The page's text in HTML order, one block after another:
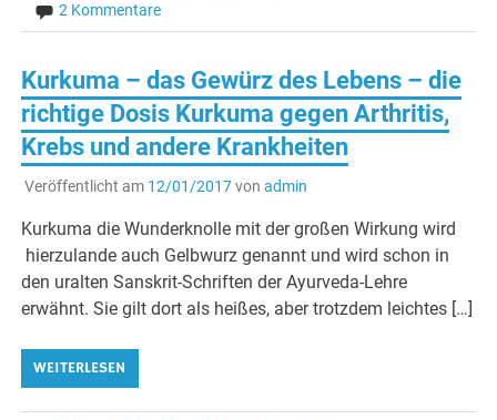
2 Kommentare
Kurkuma – das Gewürz des Lebens – die
richtige Dosis Kurkuma gegen Arthritis,
Krebs und andere Krankheiten
Veröffentlicht am 12/01/2017von admin
Kurkuma die Wunderknolle mit der großen Wirkung wird
hierzulande auch Gelbwurz genannt und wird schon in
den uralten Sanskrit-Schriften der Ayurveda-Lehre
erwähnt. Sie gilt dort als heißes, aber trotzdem leichtes […]
WEITERLESEN